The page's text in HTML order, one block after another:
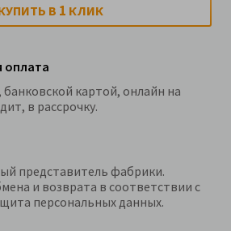
В 1 КЛИК
оплата
картой, онлайн на
в рассрочку.
представитель фабрики.
и возврата в соответствии с
персональных данных.